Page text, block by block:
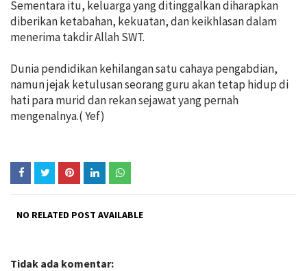
Sementara itu, keluarga yang ditinggalkan diharapkan
diberikan ketabahan, kekuatan, dan keikhlasan dalam
menerima takdir Allah SWT.
Dunia pendidikan kehilangan satu cahaya pengabdian,
namun jejak ketulusan seorang guru akan tetap hidup di
hati para murid dan rekan sejawat yang pernah
mengenalnya.( Yef)
NO RELATED POST AVAILABLE
Tidak ada komentar: